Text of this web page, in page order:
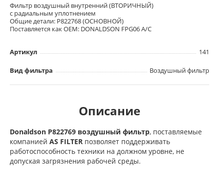
Фильтр воздушный внутренний (ВТОРИЧНЫЙ)
с радиальным уплотнением
Общие детали: P822768 (ОСНОВНОЙ)
Поставляется как OEM: DONALDSON FPG06 A/C
Артикул 141
Вид фильтра Воздушный фильтр
Описание
Donaldson P822769 воздушный фильтр, поставляемые
компанией AS FILTER позволяет поддерживать
работоспособность техники на должном уровне, не
допуская загрязнения рабочей среды.